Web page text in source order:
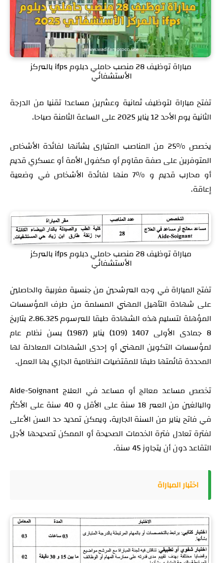
مباراة توظيف 28 منصب حاملي دبلوم ifps بالمركز
الأستشفائي
تفتح مباراة لتوظيف ثمانية وعشرين مساعدا تقنيا من الدرجة
الثانية يوم الأحد 12 يناير 2025 على الساعة الثامنة صباحا.
يخصص 25‎%‎ من المناصب المتبارى بشأنها لفائدة الأشخاص
المتوفرين على صفة مقاوم أو مكفول الأمة أو عسكري قديم
أو محارب قديم و 7‎%‎ منها لفائدة الأشخاص في وضعية
إعاقة.
مباراة توظيف 28 منصب حاملي دبلوم ifps بالمركز
الأستشفائي
تفتح المباراة في وجه المرشحين من جنسية مغربية والحاصلين
على شهادة التأهيل المهني المسلمة من طرف المؤسسات
المؤهلة لتسليم هذه الشهادة طبقا للمرسوم 2.86.325 بتاريخ
8 جمادى الأولى 1407 (109) يناير (1987) بسن نظام عام
لمؤسسات التكوين المهني أو إحدى الشهادات المعادلة لها
المحددة قائمتها طبقا للمقتضيات النظامية الجاري بها العمل.
تخصص مساعد معالج أو مساعد في العلاج Aide-Soignant
والبالغين من العمر 18 سنة على الأقل و 40 سنة على الأكثر
في فاتح يناير من السنة الجارية، ويمكن تمديد حد السن الأعلى
لفترة تعادل فترة الخدمات الصحيحة أو الممكن تصحيحها لأجل
التقاعد دون أن يتجاوز 45 سنة.
اختبار المباراة